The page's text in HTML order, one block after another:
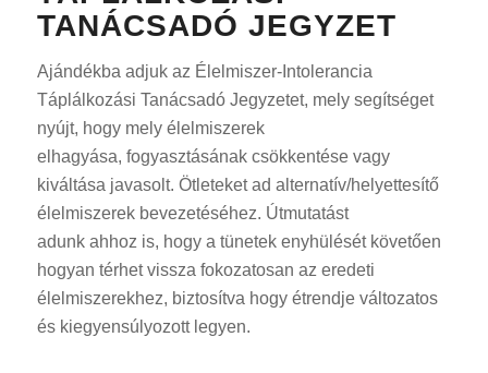
TANÁCSADÓ JEGYZET
Ajándékba adjuk az Élelmiszer-Intolerancia
Táplálkozási Tanácsadó Jegyzetet, mely segítséget
nyújt, hogy mely élelmiszerek
elhagyása, fogyasztásának csökkentése vagy
kiváltása javasolt. Ötleteket ad alternatív/helyettesítő
élelmiszerek bevezetéséhez. Útmutatást
adunk ahhoz is, hogy a tünetek enyhülését követően
hogyan térhet vissza fokozatosan az eredeti
élelmiszerekhez, biztosítva hogy étrendje változatos
és kiegyensúlyozott legyen.